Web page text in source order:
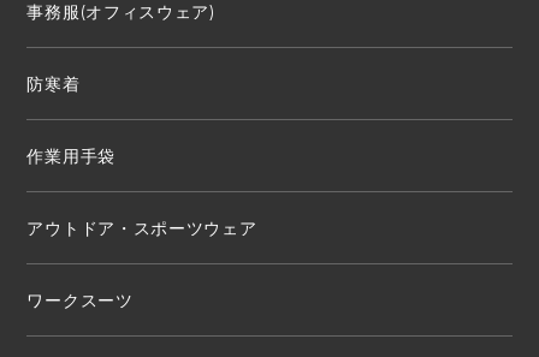
事務服(オフィスウェア)
防寒着
作業用手袋
アウトドア・スポーツウェア
ワークスーツ